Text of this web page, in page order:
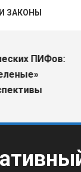
ЗАКОНЫ
ПИФов: